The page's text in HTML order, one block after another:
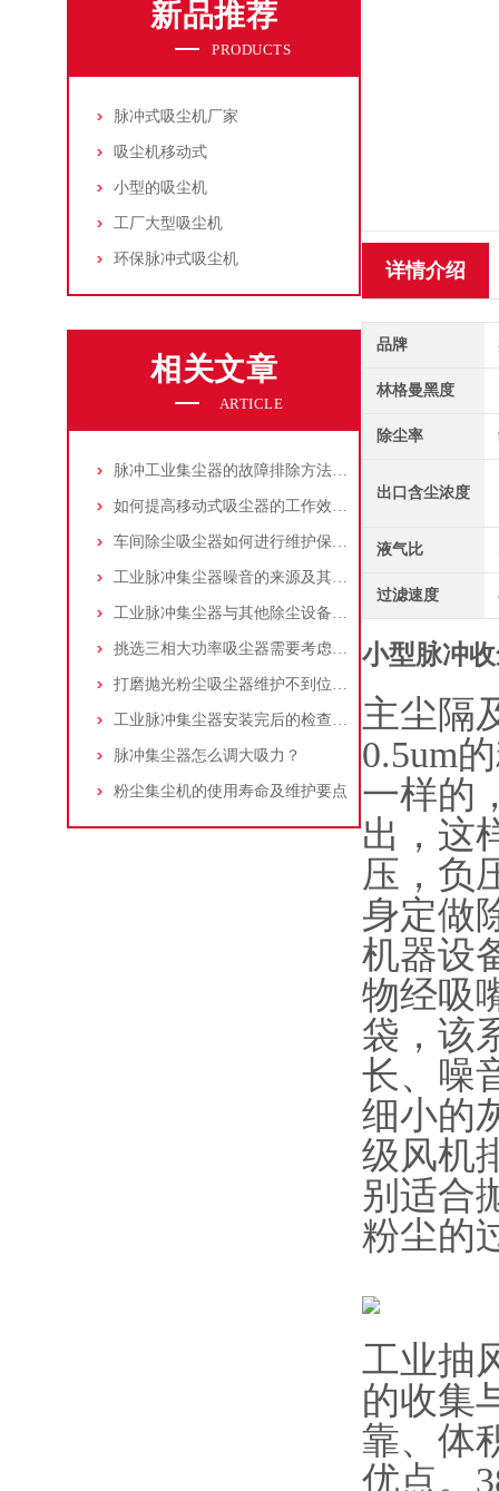
新品推荐
PRODUCTS
脉冲式吸尘机厂家
吸尘机移动式
小型的吸尘机
工厂大型吸尘机
环保脉冲式吸尘机
相关文章
ARTICLE
脉冲工业集尘器的故障排除方法和注意事项
如何提高移动式吸尘器的工作效率？
车间除尘吸尘器如何进行维护保养？
工业脉冲集尘器噪音的来源及其控制策略
工业脉冲集尘器与其他除尘设备的比较
挑选三相大功率吸尘器需要考虑哪些问题？
打磨抛光粉尘吸尘器维护不到位，那是你没有注意这些而已！
工业脉冲集尘器安装完后的检查工作详解
脉冲集尘器怎么调大吸力？
粉尘集尘机的使用寿命及维护要点
详情介绍
品牌
林格曼黑度
除尘率
出口含尘浓度
液气比
过滤速度
小型脉冲
主尘隔
0.5um
一样的
出，这
压，负
身定做
机器设
物经吸
袋，该
长、噪
细小的
级风机
别适合
粉尘的
工业抽
的收集
靠、体
优点。